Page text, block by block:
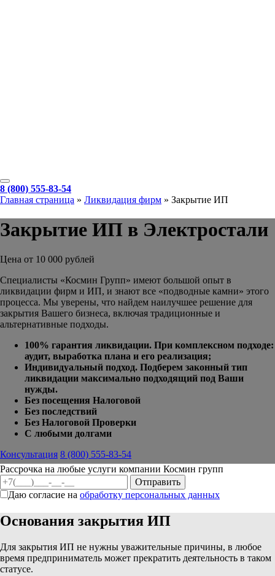
8 (800) 555-83-54
Главная страница » Ликвидация фирм » Закрытие ИП
Закрытие ИП в Электростали
Цена от 10 000 рублей
Специалисты «Космин Групп» имеют большой опыт в
ликвидации фирм и ИП, и знают все «подводные камни» этого
процесса. Мы уверены, что найдем наилучшее решение для
закрытия Вашего бизнеса, включая традиционные и
альтернативные подходы.
100% гарантия ликвидации. При комплексном подходе:
аудит, выработка плана и его реализация;
Индивидуальный подход. Подберем законный тип
ликвидации максимально подходящий под Ваши
нужды.
Без посещения Налоговой
Без последствий
Без Налоговой Проверки
С любыми долгами
Консультация 8 (800) 555-83-54
Рассрочка на любые услуги компании Космин групп
Даю согласие на обработку персональных данных
Основания закрытия ИП
Для закрытия ИП не нужны уважительные причины, в любое
время предприниматель может прекратить деятельность в таком
статусе.